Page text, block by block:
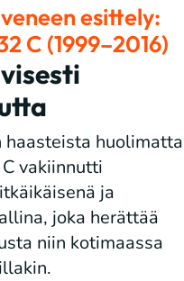
esittely:
C (1999–2016)
haasteista huolimatta
vakiinnutti
ja
joka herättää
niin kotimaassa